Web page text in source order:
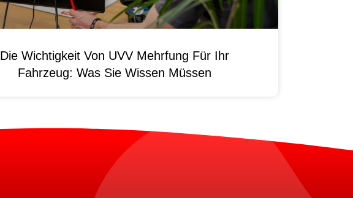
Die Wichtigkeit Von UVV Mehrfung Für Ihr
Fahrzeug: Was Sie Wissen Müssen